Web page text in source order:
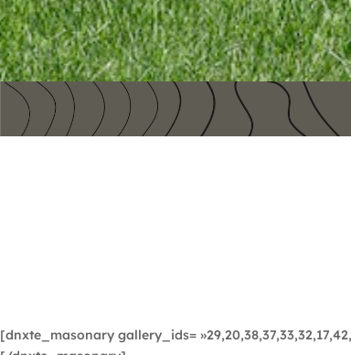
[dnxte_masonary gallery_ids=